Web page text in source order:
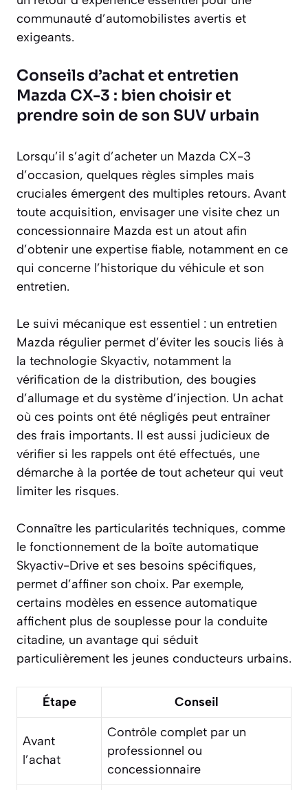
communauté d’automobilistes avertis et
exigeants.
Conseils d’achat et entretien
Mazda CX-3 : bien choisir et
prendre soin de son SUV urbain
Lorsqu’il s’agit d’acheter un Mazda CX-3
d’occasion, quelques règles simples mais
cruciales émergent des multiples retours. Avant
toute acquisition, envisager une visite chez un
concessionnaire Mazda est un atout afin
d’obtenir une expertise fiable, notamment en ce
qui concerne l’historique du véhicule et son
entretien.
Le suivi mécanique est essentiel : un entretien
Mazda régulier permet d’éviter les soucis liés à
la technologie Skyactiv, notamment la
vérification de la distribution, des bougies
d’allumage et du système d’injection. Un achat
où ces points ont été négligés peut entraîner
des frais importants. Il est aussi judicieux de
vérifier si les rappels ont été effectués, une
démarche à la portée de tout acheteur qui veut
limiter les risques.
Connaître les particularités techniques, comme
le fonctionnement de la boîte automatique
Skyactiv-Drive et ses besoins spécifiques,
permet d’affiner son choix. Par exemple,
certains modèles en essence automatique
affichent plus de souplesse pour la conduite
citadine, un avantage qui séduit
particulièrement les jeunes conducteurs urbains.
Étape Conseil
Avant
l’achat
Contrôle complet par un
professionnel ou
concessionnaire